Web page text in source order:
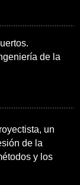
de la
un
de la
y los